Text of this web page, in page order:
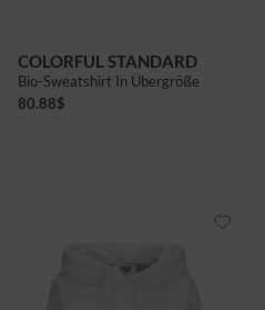
COLORFUL STANDARD
Bio-Sweatshirt In Übergröße
80.88$